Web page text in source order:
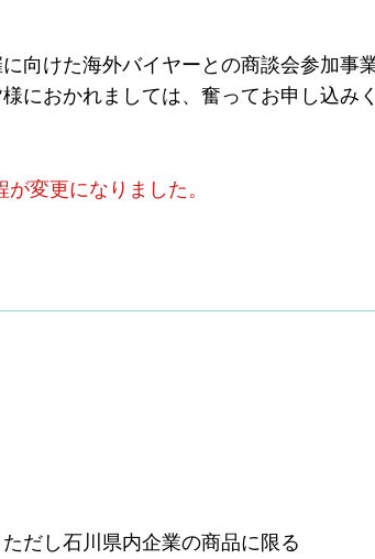
向けた海外バイヤーとの商談会参加事
におかれましては、奮ってお申し込み
変更になりました。
だし石川県内企業の商品に限る